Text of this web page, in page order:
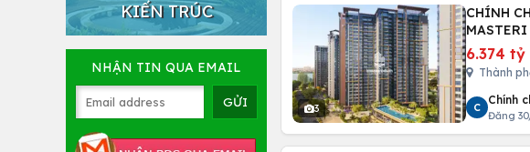
KIẾN TRÚC
NHẬN TIN QUA EMAIL
3
CHÍNH
MASTERI
6.374 tỷ
Thành
C
Chính
Đăng